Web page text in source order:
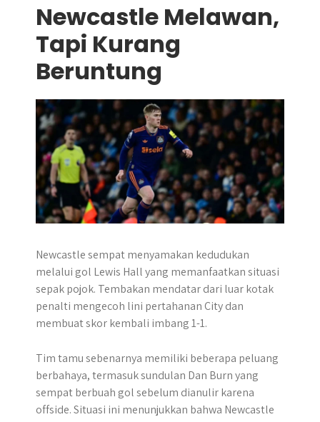
Newcastle Melawan,
Tapi Kurang
Beruntung
Newcastle sempat menyamakan kedudukan
melalui gol Lewis Hall yang memanfaatkan situasi
sepak pojok. Tembakan mendatar dari luar kotak
penalti mengecoh lini pertahanan City dan
membuat skor kembali imbang 1-1.
Tim tamu sebenarnya memiliki beberapa peluang
berbahaya, termasuk sundulan Dan Burn yang
sempat berbuah gol sebelum dianulir karena
offside. Situasi ini menunjukkan bahwa Newcastle